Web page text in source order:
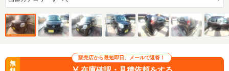
販売店から最短即日、メールで返答！
無